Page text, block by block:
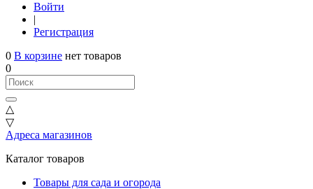
Войти
|
Регистрация
0 В корзине нет товаров
0
△
▽
Адреса магазинов
Каталог товаров
Товары для сада и огорода